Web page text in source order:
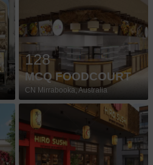
128
MCQ FOODCOURT
CN Mirrabooka, Australia